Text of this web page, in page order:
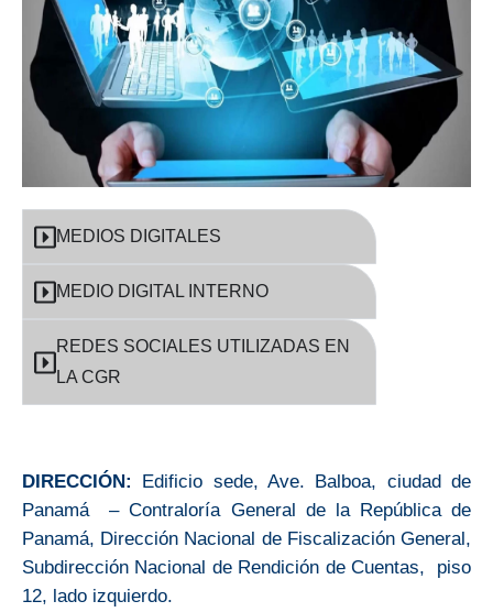
MEDIOS DIGITALES
MEDIO DIGITAL INTERNO
REDES SOCIALES UTILIZADAS EN
LA CGR
DIRECCIÓN:
Edificio sede, Ave. Balboa, ciudad de
Panamá – Contraloría General de la República de
Panamá, Dirección Nacional de Fiscalización General,
Subdirección Nacional de Rendición de Cuentas, piso
12, lado izquierdo.